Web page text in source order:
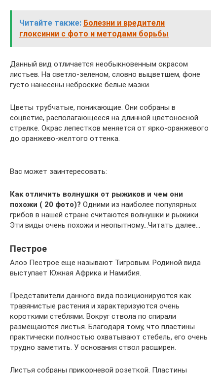
Читайте также: Болезни и вредители
глоксинии с фото и методами борьбы
Данный вид отличается необыкновенным окрасом
листьев. На светло-зеленом, словно выцветшем, фоне
густо нанесены неброские белые мазки.
Цветы трубчатые, поникающие. Они собраны в
соцветие, располагающееся на длинной цветоносной
стрелке. Окрас лепестков меняется от ярко-оранжевого
до оранжево-желтого оттенка.
Вас может заинтересовать:
Как отличить волнушки от рыжиков и чем они
похожи ( 20 фото)? Одними из наиболее популярных
грибов в нашей стране считаются волнушки и рыжики.
Эти виды очень похожи и неопытному…Читать далее…
Пестрое
Алоэ Пестрое еще называют Тигровым. Родиной вида
выступает Южная Африка и Намибия.
Представители данного вида позиционируются как
травянистые растения и характеризуются очень
короткими стеблями. Вокруг ствола по спирали
размещаются листья. Благодаря тому, что пластины
практически полностью охватывают стебель, его очень
трудно заметить. У основания ствол расширен.
Листья собраны прикорневой розеткой. Пластины